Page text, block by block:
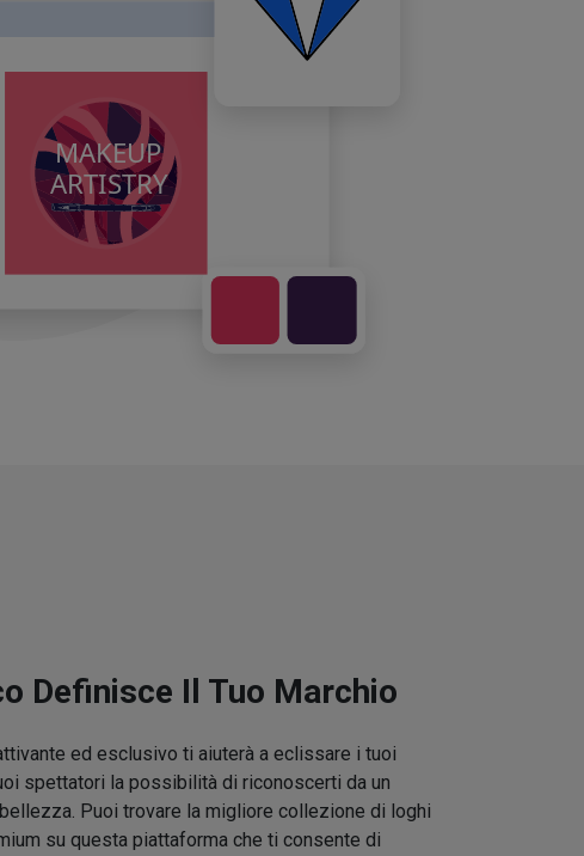
Definisce Il Tuo Marchio
ed esclusivo ti aiuterà a eclissare i tuoi
spettatori la possibilità di riconoscerti da un
Puoi trovare la migliore collezione di loghi
su questa piattaforma che ti consente di